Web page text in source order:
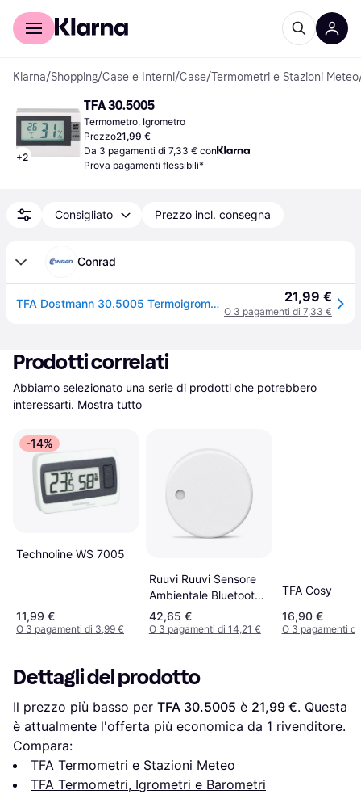
Per il tuo shopping
Klarna/Shopping/Case e Interni/Case/Termometri e Stazioni Meteo
+2
TFA 30.5005
Termometro, Igrometro
Prezzo21,99 €
Da 3 pagamenti di 7,33 € con
Prova pagamenti flessibili*
Consigliato Prezzo incl. consegna
Conrad
TFA Dostmann 30.5005 Termoigrometro Bianco 30.5005 21,99 €
O 3 pagamenti di 7,33 €
Prodotti correlati
Abbiamo selezionato una serie di prodotti che potrebbero
interessarti. Mostra tutto
-14%
Technoline WS 7005
11,99 €
O 3 pagamenti di 3,99 €
Ruuvi Ruuvi Sensore
Ambientale Bluetooth
RuuviTag 4 in 1
42,65 €
O 3 pagamenti di 14,21 €
TFA Cosy
16,90 €
O 3 pagamenti
Dettagli del prodotto
Il prezzo più basso per TFA 30.5005 è 21,99 €. Questa
è attualmente l'offerta più economica da 1 rivenditore.
Compara:
TFA Termometri e Stazioni Meteo
TFA Termometri, Igrometri e Barometri